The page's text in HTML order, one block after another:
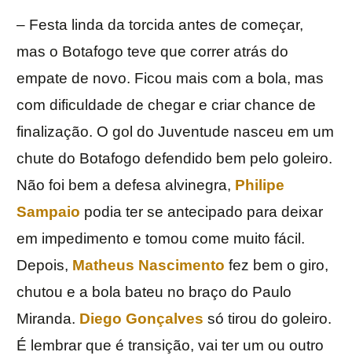
– Festa linda da torcida antes de começar,
mas o Botafogo teve que correr atrás do
empate de novo. Ficou mais com a bola, mas
com dificuldade de chegar e criar chance de
finalização. O gol do Juventude nasceu em um
chute do Botafogo defendido bem pelo goleiro.
Não foi bem a defesa alvinegra, Philipe
Sampaio podia ter se antecipado para deixar
em impedimento e tomou come muito fácil.
Depois, Matheus Nascimento fez bem o giro,
chutou e a bola bateu no braço do Paulo
Miranda. Diego Gonçalves só tirou do goleiro.
É lembrar que é transição, vai ter um ou outro